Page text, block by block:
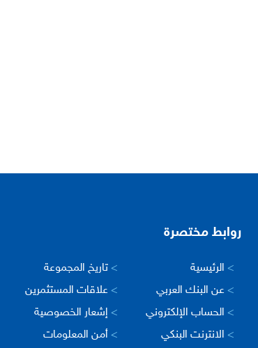
روابط مختصرة
> الرئيسية > تاريخ المجموعة
> عن البنك العربي > علاقات المستثمرين
> الحساب الإلكتروني > إشعار الخصوصية
> الانترنت البنكي > أمن المعلومات